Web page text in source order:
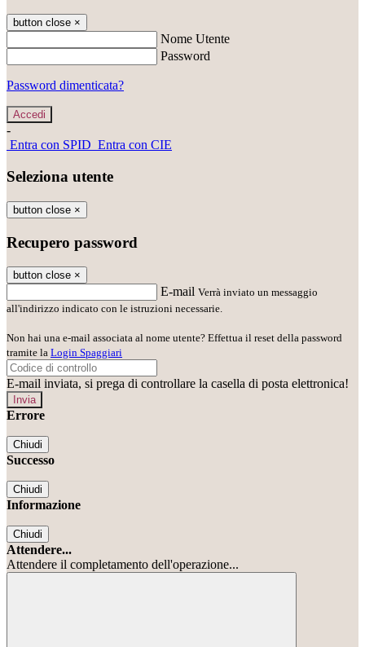
button close ×
Nome Utente
Password
Password dimenticata?
-
Entra con SPID Entra con CIE
Seleziona utente
button close ×
Recupero password
button close ×
E-mail Verrà inviato un messaggio
all'indirizzo indicato con le istruzioni necessarie.
Non hai una e-mail associata al nome utente? Effettua il reset della password
tramite la Login Spaggiari
E-mail inviata, si prega di controllare la casella di posta elettronica!
Errore
Chiudi
Successo
Chiudi
Informazione
Chiudi
Attendere...
Attendere il completamento dell'operazione...